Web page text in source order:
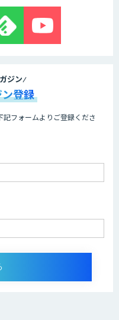
ジン
登録
フォームよりご登録くださ